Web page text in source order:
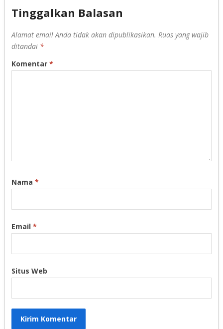
Tinggalkan Balasan
Alamat email Anda tidak akan dipublikasikan. Ruas yang wajib
ditandai *
Komentar *
Nama *
Email *
Situs Web